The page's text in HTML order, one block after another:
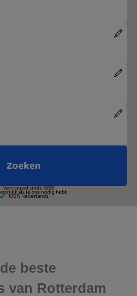
beste
van Rotterdam